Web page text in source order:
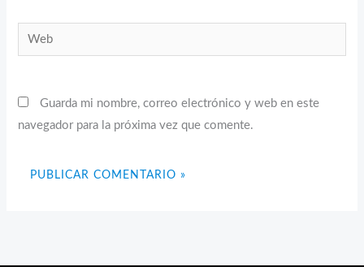
Web
Guarda mi nombre, correo electrónico y web en este
navegador para la próxima vez que comente.